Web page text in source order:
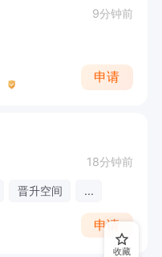
9分钟前
申请
18分钟前
晋升空间 ...
申请
收藏